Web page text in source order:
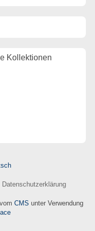
Kollektionen
Datenschutzerklärung
CMS unter Verwendung